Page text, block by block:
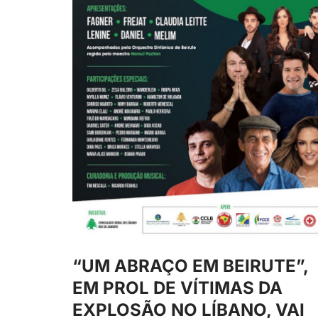
“UM ABRAÇO EM BEIRUTE”,
EM PROL DE VÍTIMAS DA
EXPLOSÃO NO LÍBANO, VAI